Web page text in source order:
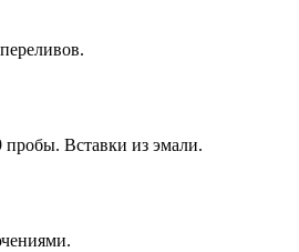
пробы. Вставки из эмали.